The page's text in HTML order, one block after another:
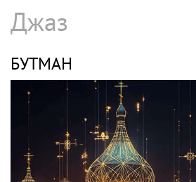
SHOT: комик Слепаков
квартиры в РФ на
переезда
РОЗЕНБАУМ